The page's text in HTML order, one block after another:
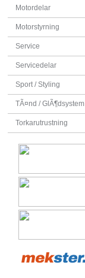
Motordelar
Motorstyrning
Service
Servicedelar
Sport / Styling
TÃ¤nd / GlÃ¶dsystem
Torkarutrustning